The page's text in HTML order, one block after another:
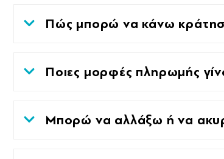
Πώς μπορώ να κάνω
Ποιες μορφές πληρωμής
Μπορώ να αλλάξω ή να